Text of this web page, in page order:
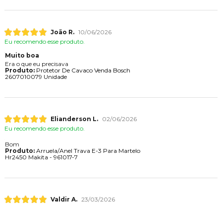
João R. 10/06/2026
Eu recomendo esse produto.
Muito boa
Era o que eu precisava
Produto:Protetor De Cavaco Venda Bosch
2607010079 Unidade
Elianderson L.
02/06/2026
Eu recomendo esse produto.
Bom
Produto:Arruela/Anel Trava E-3 Para Martelo
Hr2450 Makita - 961017-7
Valdir A. 23/03/2026